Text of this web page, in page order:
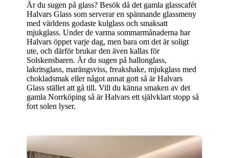
Är du sugen på glass? Besök då det gamla glasscafét
Halvars Glass som serverar en spännande glassmeny
med världens godaste kulglass och smaksatt
mjukglass. Under de varma sommarmånaderna har
Halvars öppet varje dag, men bara om det är soligt
ute, och därför brukar den även kallas för
Solskensbaren. Är du sugen på hallonglass,
lakritsglass, marängsviss, freakshake, mjukglass med
chokladsmak eller något annat gott så är Halvars
Glass stället att gå till. Vill du känna smaken av det
gamla Norrköping så är Halvars ett självklart stopp så
fort solen lyser.